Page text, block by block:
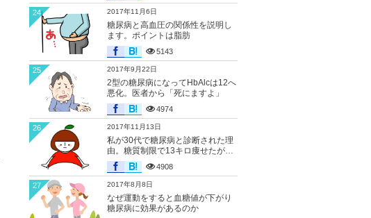
2017年11月6日
糖尿病と高血圧の関係性を説明し
ます。ポイントは脂肪
5143
24
2017年9月22日
2型の糖尿病になってHbAlcは12へ
悪化。医者から「死にますよ」
4974
25
2017年11月13日
私が30代で糖尿病と診断された理
由。糖質制限で13キロ痩せたが…
4908
26
2017年8月8日
なぜ運動をすると血糖値が下がり
糖尿病に効果があるのか
27